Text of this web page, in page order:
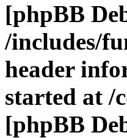
[phpBB
/includes/
header
started at /
[phpBB